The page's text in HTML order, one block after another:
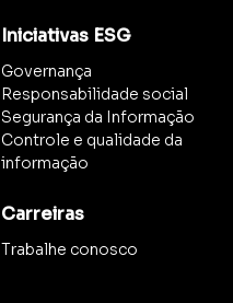
Iniciativas ESG
Governança
Responsabilidade social
Segurança da Informação
Controle e qualidade da
informação
Carreiras
Trabalhe conosco